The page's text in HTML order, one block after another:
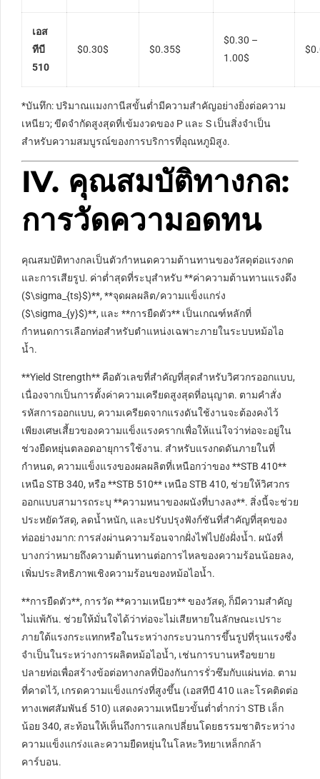
เอส
ทีบี
510
$0.30$ $0.35$
$0.30 –
1.00$
*บันทึก: ปริมาณแมงกานีสขั้นต่ำมีความสำคัญอย่างยิ่งต่อความ
เหนียว; ขีดจำกัดสูงสุดที่เข้มงวดของ P และ S เป็นสิ่งจำเป็น
สำหรับความสมบูรณ์ของการบริการที่อุณหภูมิสูง.
IV. คุณสมบัติทางกล:
การวัดความอดทน
คุณสมบัติทางกลเป็นตัวกำหนดความต้านทานของวัสดุต่อแรงกด
และการเสียรูป. ค่าต่ำสุดที่ระบุสำหรับ **ค่าความต้านทานแรงดึง
($\sigma_{ts}$)**, **จุดผลผลิต/ความแข็งแกร่ง
($\sigma_{y}$)**, และ **การยืดตัว** เป็นเกณฑ์หลักที่
กำหนดการเลือกท่อสำหรับตำแหน่งเฉพาะภายในระบบหม้อไอ
น้ำ.
**Yield Strength** คือตัวเลขที่สำคัญที่สุดสำหรับวิศวกรออกแบบ,
เนื่องจากเป็นการตั้งค่าความเครียดสูงสุดที่อนุญาต. ตามคำสั่ง
รหัสการออกแบบ, ความเครียดจากแรงดันใช้งานจะต้องคงไว้
เพียงเศษเสี้ยวของความแข็งแรงครากเพื่อให้แน่ใจว่าท่อจะอยู่ใน
ช่วงยืดหยุ่นตลอดอายุการใช้งาน. สำหรับแรงกดดันภายในที่
กำหนด, ความแข็งแรงของผลผลิตที่เหนือกว่าของ **STB 410**
เหนือ STB 340, หรือ **STB 510** เหนือ STB 410, ช่วยให้วิศวกร
ออกแบบสามารถระบุ **ความหนาของผนังที่บางลง**. สิ่งนี้จะช่วย
ประหยัดวัสดุ, ลดน้ำหนัก, และปรับปรุงฟังก์ชันที่สำคัญที่สุดของ
ท่ออย่างมาก: การส่งผ่านความร้อนจากฝั่งไฟไปยังฝั่งน้ำ. ผนังที่
บางกว่าหมายถึงความต้านทานต่อการไหลของความร้อนน้อยลง,
เพิ่มประสิทธิภาพเชิงความร้อนของหม้อไอน้ำ.
**การยืดตัว**, การวัด **ความเหนียว** ของวัสดุ, ก็มีความสำคัญ
ไม่แพ้กัน. ช่วยให้มั่นใจได้ว่าท่อจะไม่เสียหายในลักษณะเปราะ
ภายใต้แรงกระแทกหรือในระหว่างกระบวนการขึ้นรูปที่รุนแรงซึ่ง
จำเป็นในระหว่างการผลิตหม้อไอน้ำ, เช่นการบานหรือขยาย
ปลายท่อเพื่อสร้างข้อต่อทางกลที่ป้องกันการรั่วซึมกับแผ่นท่อ. ตาม
ที่คาดไว้, เกรดความแข็งแกร่งที่สูงขึ้น (เอสทีบี 410 และโรคติดต่อ
ทางเพศสัมพันธ์ 510) แสดงความเหนียวขั้นต่ำต่ำกว่า STB เล็ก
น้อย 340, สะท้อนให้เห็นถึงการแลกเปลี่ยนโดยธรรมชาติระหว่าง
ความแข็งแกร่งและความยืดหยุ่นในโลหะวิทยาเหล็กกล้า
คาร์บอน.